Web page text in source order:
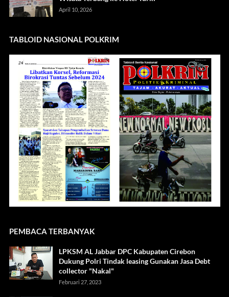
April 10, 2026
TABLOID NASIONAL POLKRIM
PEMBACA TERBANYAK
LPKSM AL Jabbar DPC Kabupaten Cirebon
Dukung Polri Tindak leasing Gunakan Jasa Debt
collector "Nakal"
Februari 27, 2023